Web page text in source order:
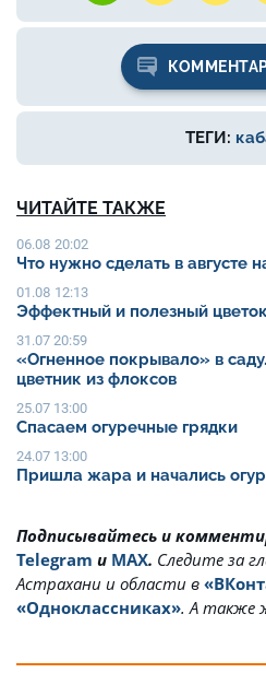
ТЕГИ:
ЧИТАЙТЕ ТАКЖЕ
06.08 20:02
Что нужно сделать в августе
01.08 12:13
Эффектный и полезный
31.07 20:59
«Огненное покрывало» в
цветник из флоксов
25.07 13:00
Спасаем огуречные грядки
24.07 13:00
Пришла жара и начались
Подписывайтесь и
Telegram и MAX. Cледите за
Астрахани и области в
«Одноклассниках». А также